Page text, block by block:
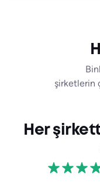
şirketlerin
Her